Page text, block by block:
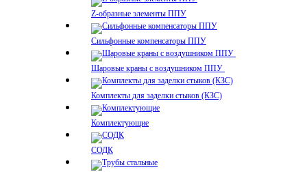
Z-образные элементы ППУ
Сильфонные компенсаторы ППУ
Шаровые краны с воздушником ППУ
Комплекты для заделки стыков (КЗС)
Комплектующие
СОДК